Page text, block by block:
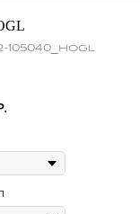
105040_hogl